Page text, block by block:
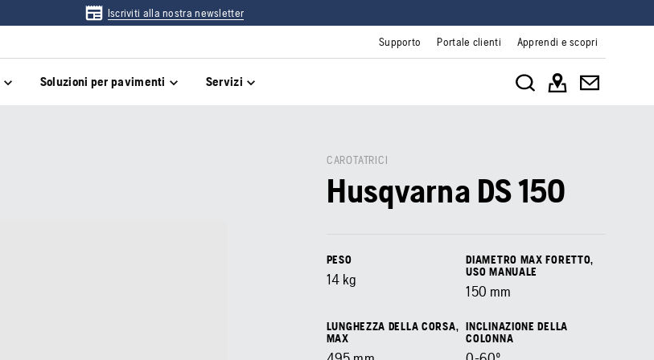
Iscriviti alla nostra newsletter
Supporto Portale clienti Apprendi e scopri
Soluzioni per pavimenti Servizi
CAROTATRICI
Husqvarna DS 150
PESO
14 kg
DIAMETRO MAX FORETTO,
USO MANUALE
150 mm
LUNGHEZZA DELLA CORSA,
MAX
INCLINAZIONE DELLA
COLONNA